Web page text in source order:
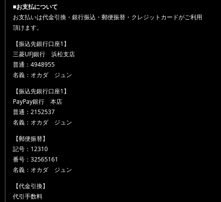
■お支払について
お支払いは代金引換・銀行振込・郵便振替・クレジットカードがご利用
頂けます。
【振込先銀行口座1】
三菱UFJ銀行 浜松支店
普通：4948955
名義：オカダ ジュン
【振込先銀行口座1】
PayPay銀行 本店
普通：2152537
名義：オカダ ジュン
【郵便振替】
記号：12310
番号：32565161
名義：オカダ ジュン
【代金引換】
代引手数料